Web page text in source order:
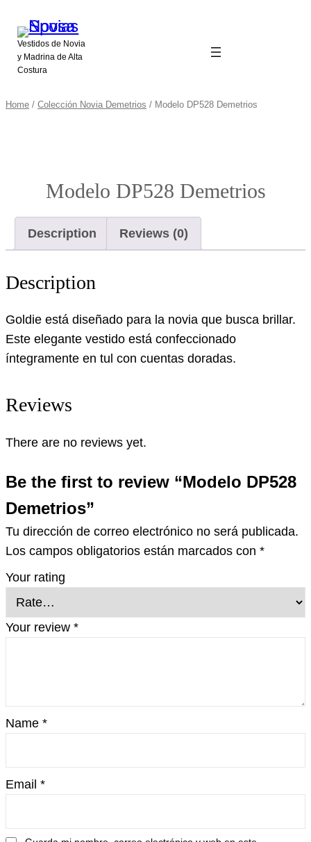
Vestidos de Novia
y Madrina de Alta
Costura
Home / Colección Novia Demetrios / Modelo DP528 Demetrios
Modelo DP528 Demetrios
Description Reviews (0)
Description
Goldie está diseñado para la novia que busca brillar.
Este elegante vestido está confeccionado
íntegramente en tul con cuentas doradas.
Reviews
There are no reviews yet.
Be the first to review “Modelo DP528
Demetrios”
Tu dirección de correo electrónico no será publicada.
Los campos obligatorios están marcados con *
Your rating
Your review *
Name *
Email *